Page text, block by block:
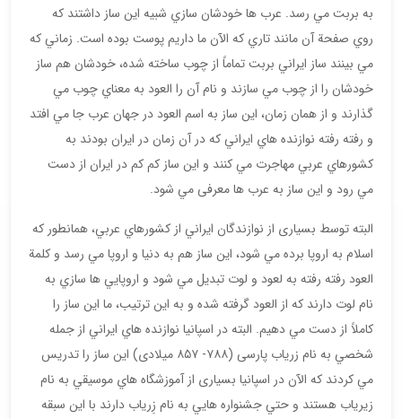
به بربت مي رسد. عرب ها خودشان سازي شبيه اين ساز داشتند که
روي صفحة آن مانند تاري كه الآن ما داريم پوست بوده است. زماني كه
مي بينند ساز ايراني بربت تماماً از چوب ساخته شده، خودشان هم ساز
خودشان را از چوب مي سازند و نام آن را العود به معناي چوب مي
گذارند و از همان زمان، اين ساز به اسم العود در جهان عرب جا مي افتد
و رفته رفته نوازنده هاي ايراني كه در آن زمان در ايران بودند به
كشورهاي عربي مهاجرت مي كنند و اين ساز كم كم در ايران از دست
مي رود و اين ساز به عرب ها معرفی مي شود.
البته توسط بسیاری از نوازندگان ايراني از كشورهاي عربي، همانطور كه
اسلام به اروپا برده مي شود، اين ساز هم به دنيا و اروپا مي رسد و كلمة
العود رفته رفته به لعود و لوت تبديل مي شود و اروپايي ها سازي به
نام لوت دارند كه از العود گرفته شده و به این ترتیب، ما اين ساز را
كاملاً از دست مي دهيم. البته در اسپانيا نوازنده هاي ايراني از جمله
شخصي به نام زریاب پارسی (۷۸۸- ۸۵۷ میلادی) اين ساز را تدريس
مي كردند كه الآن در اسپانيا بسیاری از آموزشگاه هاي موسيقي به نام
زيرياب هستند و حتي جشنواره هايي به نام زِرياب دارند با اين سبقه